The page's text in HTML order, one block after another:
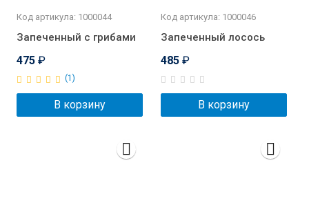
Код артикула: 1000044
Запеченный с грибами
475 ₽
(1)
В корзину
Код артикула: 1000046
Запеченный лосось
485 ₽
В корзину